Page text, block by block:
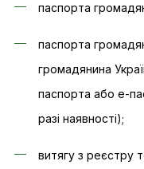
паспорта
паспорта
громадянина
паспорта або е-
разі наявності);
витягу з реєстру